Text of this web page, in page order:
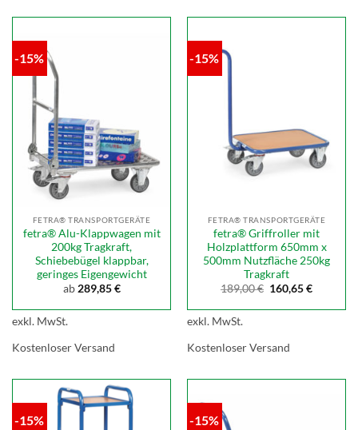
-15%
FETRA® TRANSPORTGERÄTE
fetra® Alu-Klappwagen mit
200kg Tragkraft,
Schiebebügel klappbar,
geringes Eigengewicht
ab 289,85€
exkl. MwSt.
Kostenloser Versand
-15%
FETRA® TRANSPORTGERÄTE
fetra® Griffroller mit
Holzplattform 650mm x
500mm Nutzfläche 250kg
Tragkraft
189,00€ Ursprünglicher
Preis
war:
160,65€Aktueller
ist:
exkl. MwSt.
Kostenloser Versand
-15% -15%